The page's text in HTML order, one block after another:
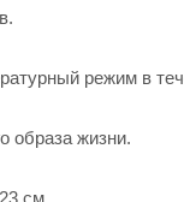
режим в
образа жизни.
см.